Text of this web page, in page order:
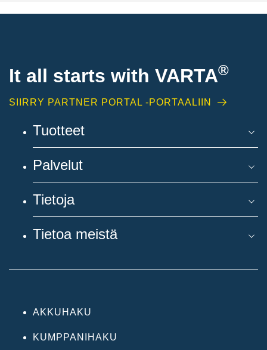
It all starts with VARTA®
SIIRRY PARTNER PORTAL -PORTAALIIN
Tuotteet
Palvelut
Tietoja
Tietoa meistä
AKKUHAKU
KUMPPANIHAKU